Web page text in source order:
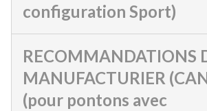
configuration Sport)
RECOMMANDATIONS
MANUFACTURIER
(pour pontons avec